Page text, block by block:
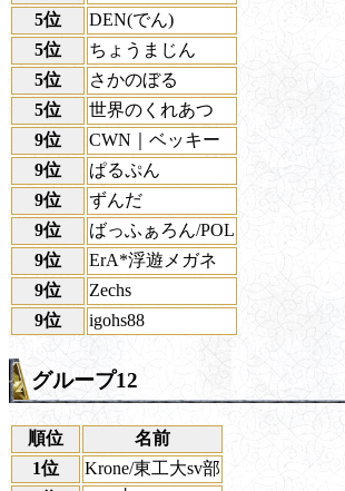
5位
DEN(でん)
5位
ちょうまじん
5位
さかのぼる
5位
世界のくれあつ
9位
CWN｜ベッキー
9位
ぱるぷん
9位
ずんだ
9位
ばっふぁろん/POL
9位
ErA*浮遊メガネ
9位
Zechs
9位
igohs88
グループ12
順位
名前
1位
Krone/東工大sv部